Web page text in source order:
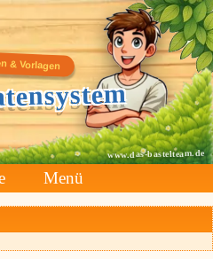
& Vorlagen
www.das-bastelteam.de
Menü